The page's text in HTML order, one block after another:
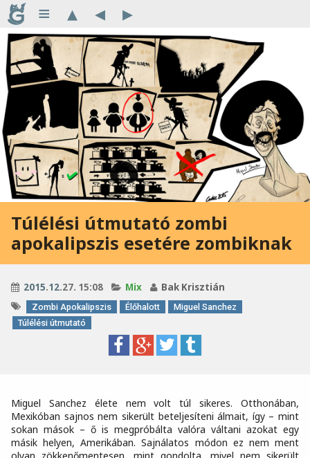
≡ ▴ ◂ ▸
Túlélési útmutató zombi
apokalipszis esetére zombiknak
2015.12.27. 15:08 Mix Bak Krisztián
Zombi Apokalipszis Élőhalott
Miguel Sanchez
Túlélési útmutató
Miguel Sanchez élete nem volt túl sikeres. Otthonában,
Mexikóban sajnos nem sikerült beteljesíteni álmait, így – mint
sokan mások – ő is megpróbálta valóra váltani azokat egy
másik helyen, Amerikában. Sajnálatos módon ez nem ment